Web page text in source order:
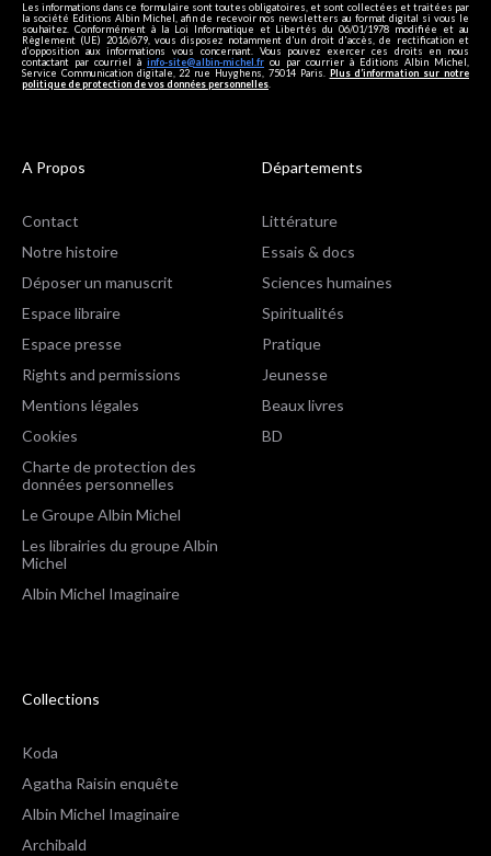
Les informations dans ce formulaire sont toutes obligatoires, et sont collectées et traitées par
la société Editions Albin Michel, afin de recevoir nos newsletters au format digital si vous le
souhaitez. Conformément à la Loi Informatique et Libertés du 06/01/1978 modifiée et au
Règlement (UE) 2016/679, vous disposez notamment d'un droit d'accès, de rectification et
d’opposition aux informations vous concernant. Vous pouvez exercer ces droits en nous
contactant par courriel à info-site@albin-michel.fr ou par courrier à Editions Albin Michel,
Service Communication digitale, 22 rue Huyghens, 75014 Paris. Plus d’information sur notre
politique de protection de vos données personnelles
A Propos
Contact
Notre histoire
Déposer un manuscrit
Espace libraire
Espace presse
Rights and permissions
Mentions légales
Cookies
Charte de protection des
données personnelles
Le Groupe Albin Michel
Les librairies du groupe Albin
Michel
Albin Michel Imaginaire
Départements
Littérature
Essais & docs
Sciences humaines
Spiritualités
Pratique
Jeunesse
Beaux livres
BD
Collections
Koda
Agatha Raisin enquête
Albin Michel Imaginaire
Archibald